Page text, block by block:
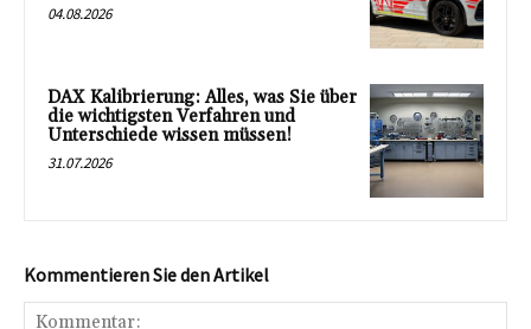
04.08.2026
DAX Kalibrierung: Alles, was Sie über
die wichtigsten Verfahren und
Unterschiede wissen müssen!
31.07.2026
Kommentieren Sie den Artikel